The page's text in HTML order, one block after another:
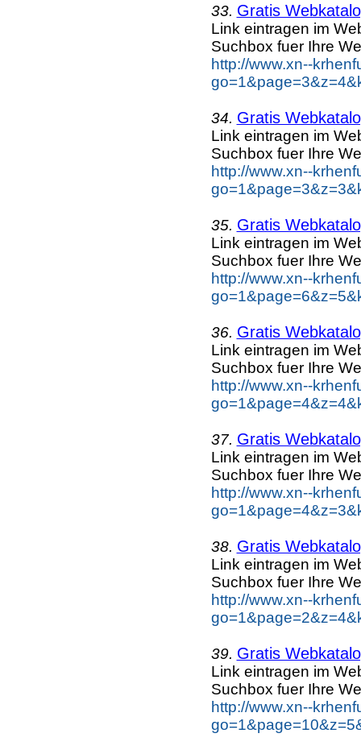
33. Gratis
Link eintragen im
Suchbox fuer Ihre
http://www.xn--
34. Gratis
Link eintragen im
Suchbox fuer Ihre
http://www.xn--
35. Gratis
Link eintragen im
Suchbox fuer Ihre
http://www.xn--
36. Gratis
Link eintragen im
Suchbox fuer Ihre
http://www.xn--
37. Gratis
Link eintragen im
Suchbox fuer Ihre
http://www.xn--
38. Gratis
Link eintragen im
Suchbox fuer Ihre
http://www.xn--
39. Gratis
Link eintragen im
Suchbox fuer Ihre
http://www.xn--